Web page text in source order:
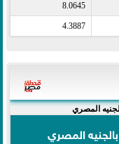
8.0645
4.3887
المصري
المصري